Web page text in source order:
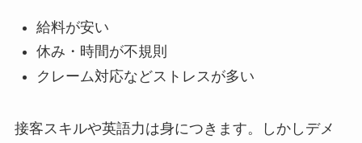
給料が安い
休み・時間が不規則
クレーム対応などストレスが多い
接客スキルや英語力は身につきます。しかしデメ